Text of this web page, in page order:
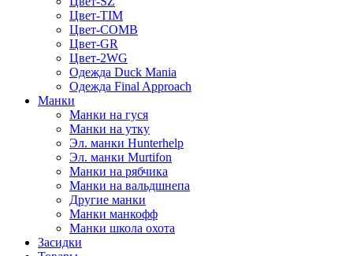
Цвет-TIM
Цвет-COMB
Цвет-GR
Цвет-2WG
Одежда Duck Mania
Одежда Final Approach
Манки
Манки на гуся
Манки на утку
Эл. манки Hunterhelp
Эл. манки Murtifon
Манки на рябчика
Манки на вальдшнепа
Другие манки
Манки манкофф
Манки школа охота
Засидки